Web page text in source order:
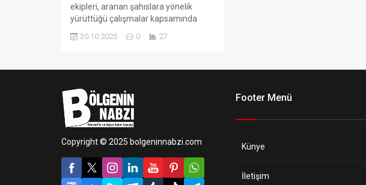
ekipleri, aranan şahıslara yönelik
yürüttüğü çalışmalar kapsamında
30.10.2025 0 27
Copyright © 2025 bolgeninnabzi.com
Footer Menü
Künye
İletişim